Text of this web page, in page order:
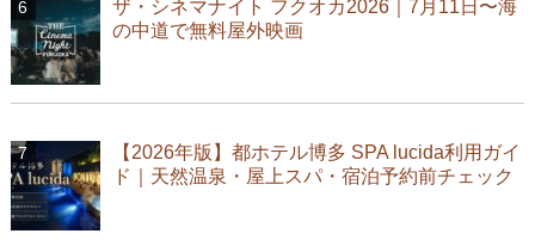
ザ・シネマナイト フクオカ2026｜7月11日〜海
の中道で無料屋外映画
【2026年版】都ホテル博多 SPA lucida利用ガイ
ド｜天然温泉・屋上スパ・宿泊予約前チェック